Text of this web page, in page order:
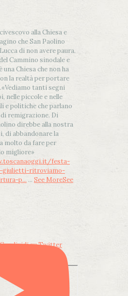
alla Chiesa e
che San Paolino
di non avere paura.
Cammino sinodale e
Chiesa che non ha
la realtà per portare
.«Vediamo tanti segni
nelle piccole e nelle
e politiche che parlano
remigrazione. Di
direbbe alla nostra
di abbandonare la
molto da fare per
migliore»
festa-
giulietti-ritroviamo-
p... ... See MoreSee
Condividi su Twitter